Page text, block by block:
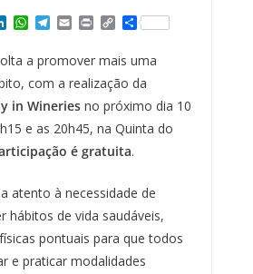
L
n
k
e
I
n
W
t
s
p
p
T
e
g
a
m
E
i
l
P
n
t
C
p
y
L
n
k
S
r
e
a promover mais uma
com a realização da
in Wineries no próximo dia 10
e as 20h45, na Quinta do
é gratuita.
atento à necessidade de
hábitos de vida saudáveis,
pontuais para que todos
e praticar modalidades